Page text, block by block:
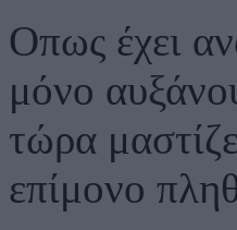
Οπως έχει
μόνο
τώρα
επίμονο